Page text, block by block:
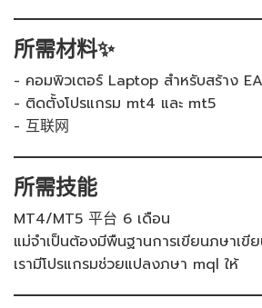
所需材料✨
- คอมพิวเตอร์ Laptop สำหรับสร้าง EA
- ติดตั้งโปรแกรม mt4 และ mt5
- 互联网
所需技能
MT4/MT5 平台 6 เดือน
แม่จำเป็นต้องมีพืนฐานการเขียนภษาเขี
เรามีโปรแกรมช่วยแปลงภษา mql ให้